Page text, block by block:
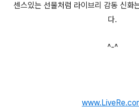
센스있는 선물처럼 라이브리 감동 신화
다.
^-^